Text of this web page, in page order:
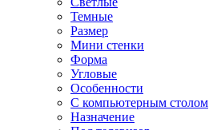
Темные
Размер
Мини стенки
Форма
Угловые
Особенности
С компьютерным столом
Назначение